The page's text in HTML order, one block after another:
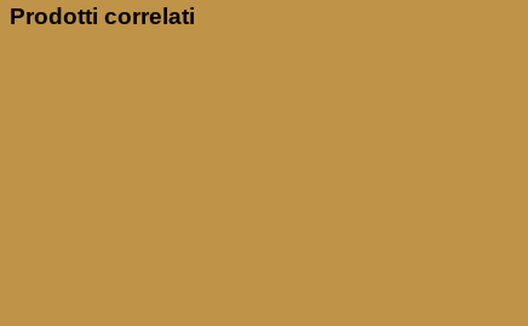
Prodotti correlati